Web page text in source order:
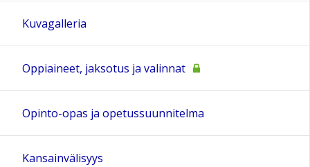
Kuvagalleria
Oppiaineet, jaksotus ja valinnat
Opinto-opas ja opetussuunnitelma
Kansainvälisyys